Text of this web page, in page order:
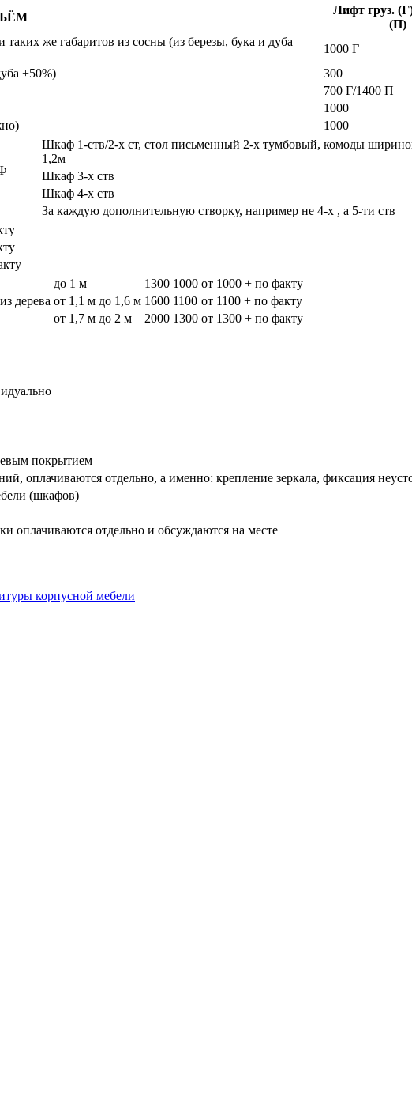
Лифт груз.
(П)
же габаритов из сосны (из березы, бука и дуба
1000 Г
+50%)
300
700 Г/1400 П
1000
1000
Шкаф 1-ств/2-х ст, стол письменный 2-х тумбовый, комоды
1,2м
Шкаф 3-х ств
Шкаф 4-х ств
За каждую дополнительную створку, например не 4-х , а 5-ти ств
дерева
до 1 м 1300 1000 от 1000 + по факту
от 1,1 м до 1,6 м 1600 1100 от 1100 + по факту
от 1,7 м до 2 м
2000 1300 от 1300 + по факту
покрытием
оплачиваются отдельно, а именно: крепление зеркала, фиксация
(шкафов)
оплачиваются отдельно и обсуждаются на месте